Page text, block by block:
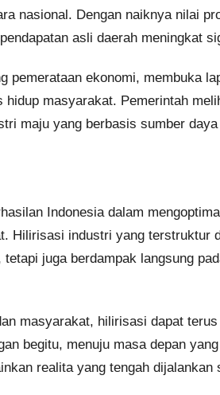
nasional. Dengan naiknya nilai
asli daerah meningkat
pemerataan ekonomi, membuka
masyarakat. Pemerintah
maju yang berbasis sumber
Indonesia dalam
Hilirisasi industri yang terstruktur
juga berdampak langsung
masyarakat, hilirisasi dapat
begitu, menuju masa depan
realita yang tengah dijalankan